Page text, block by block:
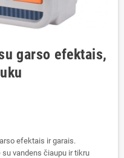
garso efektais,
efektais ir garais.
vandens čiaupu ir tikru